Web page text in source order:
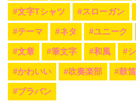
#文字Tシャツ #スローガン
#テーマ #ネタ #ユニーク
#文章 #筆文字 #和風 #
#かわいい #吹奏楽部 #鼓
#ブラバン